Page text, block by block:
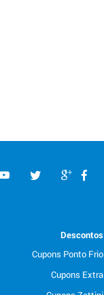
Descontos
Cupons Ponto Frio
Cupons Extra